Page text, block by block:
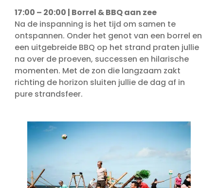
17:00 – 20:00 | Borrel & BBQ aan zee
Na de inspanning is het tijd om samen te
ontspannen. Onder het genot van een borrel en
een uitgebreide BBQ op het strand praten jullie
na over de proeven, successen en hilarische
momenten. Met de zon die langzaam zakt
richting de horizon sluiten jullie de dag af in
pure strandsfeer.